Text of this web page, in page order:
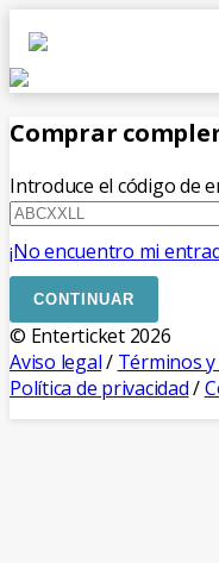
Comprar
Introduce el código de
¡No encuentro mi
CONTINUAR
© Enterticket 2026
Aviso legal/ Términos
Política de privacidad/